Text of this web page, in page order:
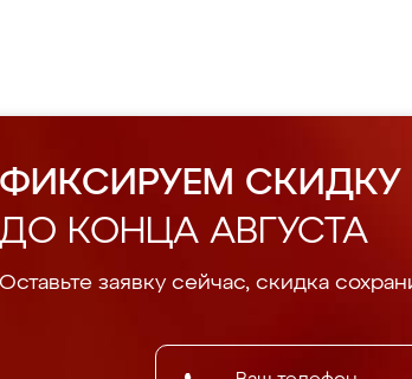
ФИКСИРУЕМ СКИДКУ
ДО КОНЦА АВГУСТА
Оставьте заявку сейчас, скидка